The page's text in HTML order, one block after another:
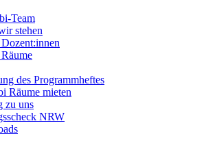
Team
stehen
des Programmheftes
Räume mieten
zu uns
NRW